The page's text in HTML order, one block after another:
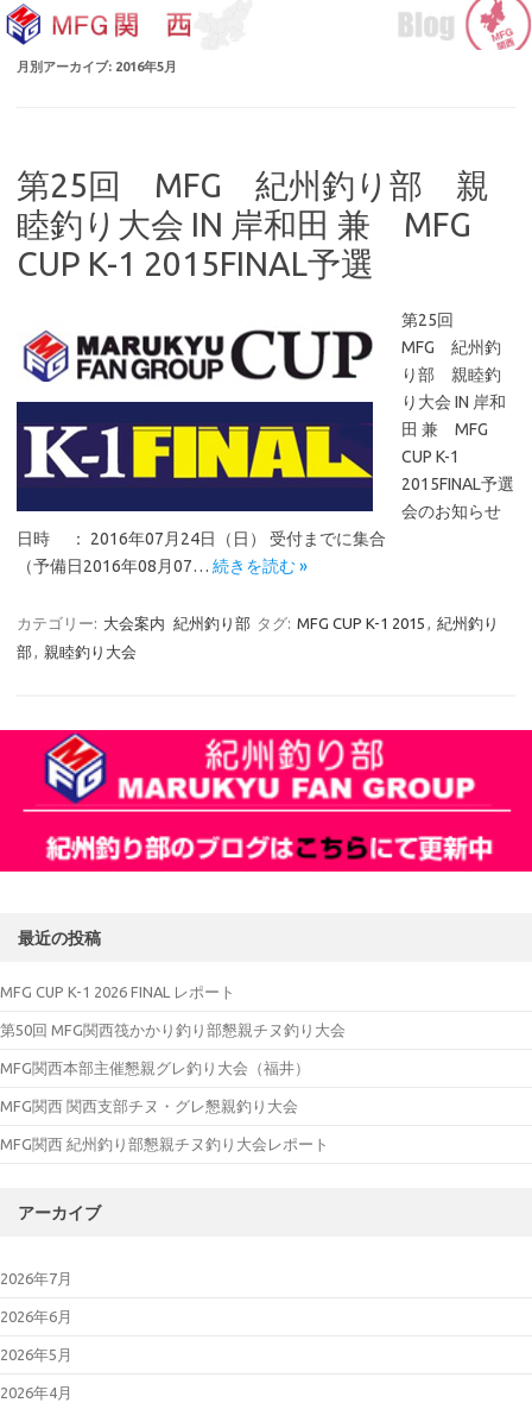
コ
ン
テ
月別アーカイブ: 2016年5月
第25回 MFG 紀州釣り部 親
睦釣り大会 IN 岸和田 兼 MFG
CUP K-1 2015FINAL予選
第25回
MFG 紀州釣
り部 親睦釣
り大会 IN 岸和
田 兼 MFG
CUP K-1
2015FINAL予選
会のお知らせ
日時 ： 2016年07月24日（日） 受付までに集合
（予備日2016年08月07… 続きを読む »
カテゴリー: 大会案内 紀州釣り部 タグ: MFG CUP K-1 2015
紀州釣り
部
親睦釣り大会
最近の投稿
MFG CUP K-1 2026 FINAL レポート
第50回 MFG関西筏かかり釣り部懇親チヌ釣り大会
MFG関西本部主催懇親グレ釣り大会（福井）
MFG関西 関西支部チヌ・グレ懇親釣り大会
MFG関西 紀州釣り部懇親チヌ釣り大会レポート
アーカイブ
2026年7月
2026年6月
2026年5月
2026年4月